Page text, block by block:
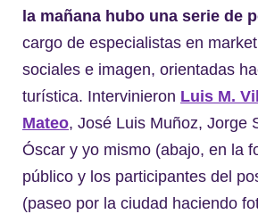
la mañana hubo una serie de
cargo de especialistas en
sociales e imagen, orientadas
turística. Intervinieron Luis M.
Mateo, José Luis Muñoz, Jorge
Óscar y yo mismo (abajo, en la
público y los participantes del
(paseo por la ciudad haciendo